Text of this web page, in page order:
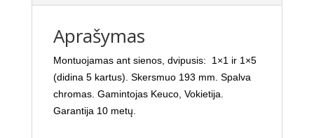
Aprašymas
Montuojamas ant sienos, dvipusis: 1×1 ir 1×5
(didina 5 kartus). Skersmuo 193 mm. Spalva
chromas. Gamintojas Keuco, Vokietija.
Garantija 10 metų.